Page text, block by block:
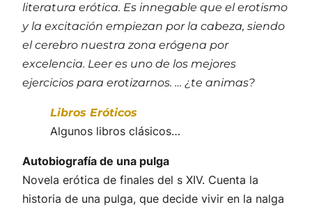
literatura erótica. Es innegable que el erotismo
y la excitación empiezan por la cabeza, siendo
el cerebro nuestra zona erógena por
excelencia. Leer es uno de los mejores
ejercicios para erotizarnos. … ¿te animas?
Libros Eróticos
Algunos libros clásicos…
Autobiografía de una pulga
Novela erótica de finales del s XIV. Cuenta la
historia de una pulga, que decide vivir en la nalga